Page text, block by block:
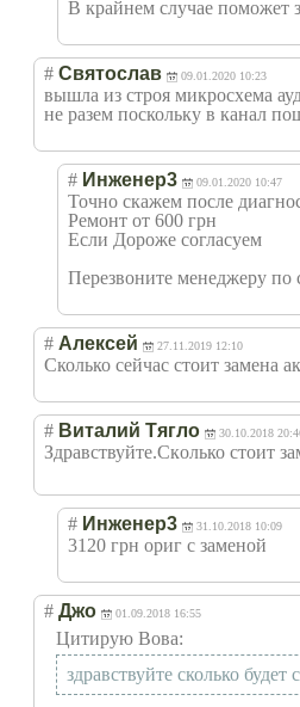
В крайнем случае поможет
# Святослав 09.01.2020 10:23
вышла из строя микросхема
не разем поскольку в канал
# Инженер3 09.01.2020 10:47
Точно скажем после
Ремонт от 600 грн
Если Дороже согласуем
Перезвоните менеджеру
# Алексей 27.11.2019 12:10
Сколько сейчас стоит замена
# Виталий Тягло 30.10.2018
Здравствуйте.Сколько стоит
# Инженер3 31.10.2018 10:09
3120 грн ориг с заменой
# Джо 01.09.2018 16:55
Цитирую Вова:
здравствуйте сколько будет